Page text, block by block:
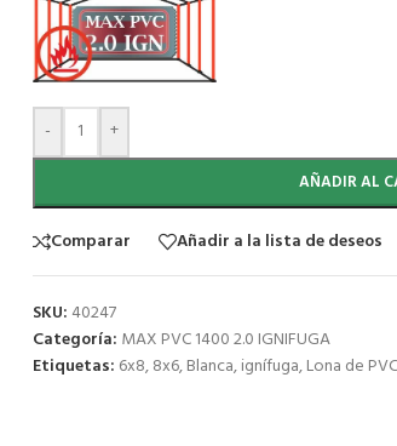
- +
AÑADIR AL
Comparar Añadir a la lista de deseos
SKU: 40247
Categoría: MAX PVC 1400 2.0 IGNIFUGA
Etiquetas: 6x8,8x6,Blanca,ignífuga,Lona de PVC